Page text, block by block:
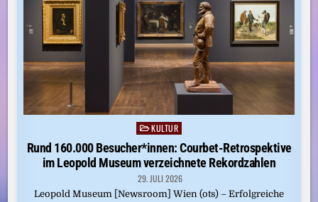
„EINER
DER
MARKANTESTEN
UNTERHALTUNGSKÜNSTLER
IM
WESTEN“
Posted
in
KULTUR
Rund 160.000 Besucher*innen: Courbet-Retrospektive
im Leopold Museum verzeichnete Rekordzahlen
29. JULI 2026
Leopold Museum [Newsroom] Wien (ots) – Erfolgreiche